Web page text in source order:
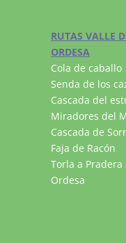
RUTAS VALLE
ORDESA
Cola de caballo
Senda de los
Cascada del
Miradores del
Cascada de
Faja de Racón
Torla a Pradera
Ordesa